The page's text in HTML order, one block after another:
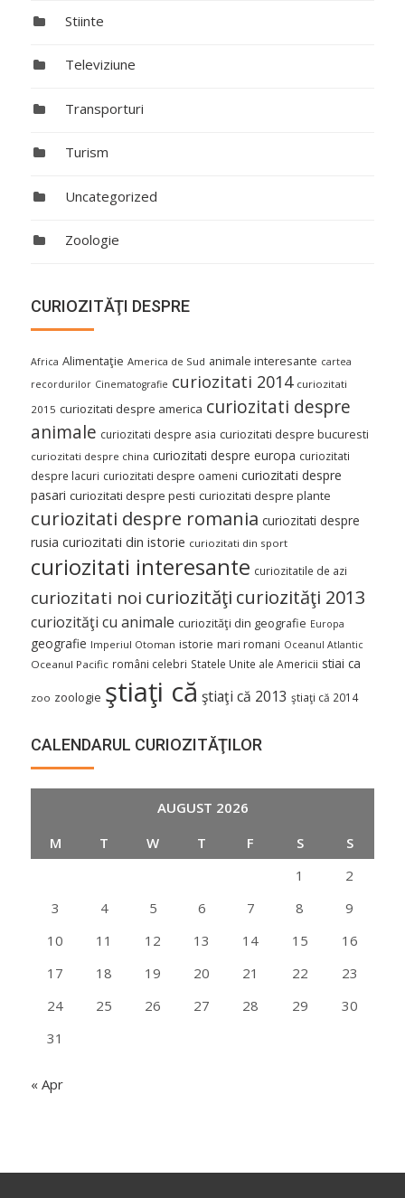
Stiinte
Televiziune
Transporturi
Turism
Uncategorized
Zoologie
CURIOZITĂŢI DESPRE
Africa Alimentaţie America de Sud animale interesante cartea
recordurilor Cinematografie curiozitati 2014 curiozitati
2015 curiozitati despre america curiozitati despre
animale curiozitati despre asia curiozitati despre bucuresti
curiozitati despre china curiozitati despre europa curiozitati
despre lacuri curiozitati despre oameni curiozitati despre
pasari curiozitati despre pesti curiozitati despre plante
curiozitati despre romania curiozitati despre
rusia curiozitati din istorie curiozitati din sport
curiozitati interesante curiozitatile de azi
curiozitati noi curiozităţi curiozităţi 2013
curiozităţi cu animale curiozităţi din geografie Europa
geografie Imperiul Otoman istorie mari romani Oceanul Atlantic
Oceanul Pacific români celebri Statele Unite ale Americii stiai ca
zoo zoologie ştiaţi că ştiaţi că 2013 ştiaţi că 2014
CALENDARUL CURIOZITĂŢILOR
AUGUST 2026
M
T W T F S
S
1
2
3
4 5 6 7 8
9
10
11 12 13 14 15
16
17
18 19 20 21 22
23
24
25 26 27 28 29
30
31
« Apr